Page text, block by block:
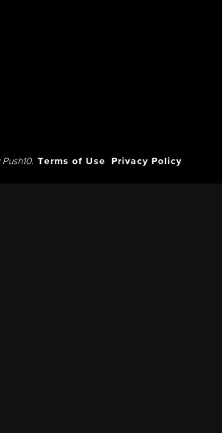
Terms of Use Privacy Policy